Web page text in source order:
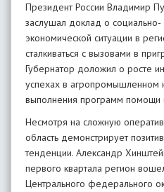
Президент России Владимир
заслушал доклад о социально-
экономической ситуации в
сталкиваться с вызовами в
Губернатор доложил о росте
успехах в агропромышленном
выполнения программ помощи
Несмотря на сложную
область демонстрирует
тенденции. Александр
первого квартала регион
Центрального федерального